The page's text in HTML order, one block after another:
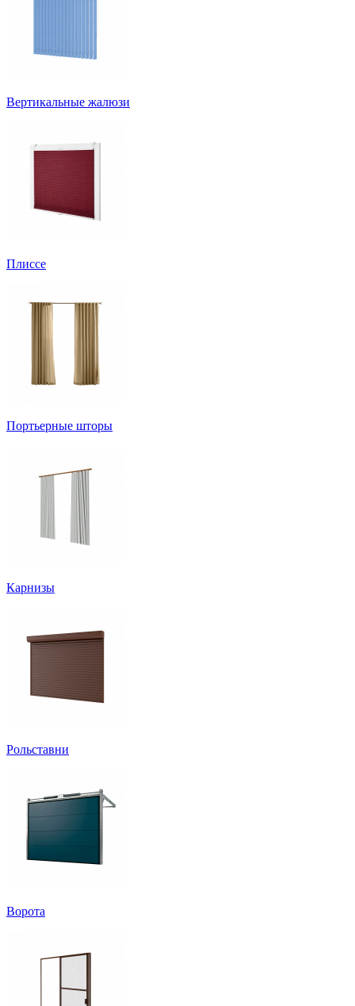
Вертикальные жалюзи
Плиссе
Портьерные шторы
Карнизы
Рольставни
Ворота